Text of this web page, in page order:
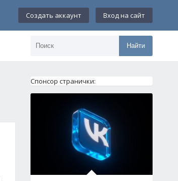
Создать аккаунт Вход на сайт
Найти
Спонсор странички: